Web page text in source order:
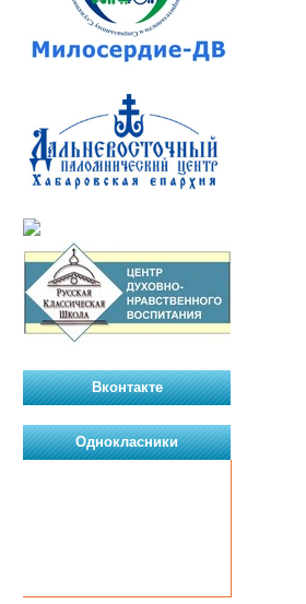
Вконтакте
Однокласники